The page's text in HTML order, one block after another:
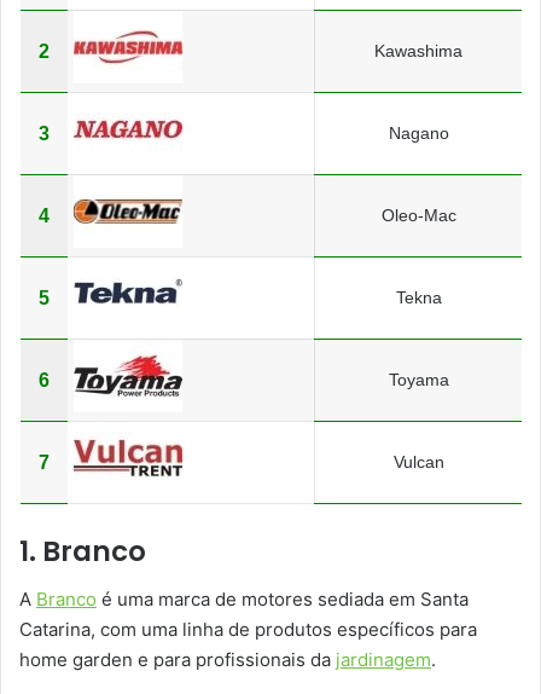
2 Kawashima
3 Nagano
4 Oleo-Mac
5 Tekna
6 Toyama
7 Vulcan
1. Branco
A Branco é uma marca de motores sediada em Santa
Catarina, com uma linha de produtos específicos para
home garden e para profissionais da jardinagem.